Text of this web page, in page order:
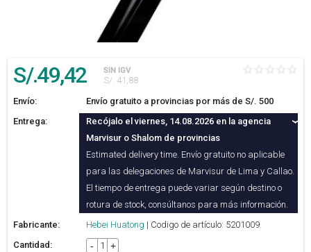
S/.49,42 SIN IGV
S/. 41,88
Envío:
Envío gratuito a provincias por más de S/. 500
Entrega:
Recójalo el viernes, 14.08.2026 en la agencia
Marvisur o Shalom de provincias
Estimated delivery time. Envío gratuito no aplicable
para las delegaciones de Marvisur de Lima y Callao.
El tiempo de entrega puede variar según destino o
rotura de stock, consúltanos para más información.
Fabricante:
Hebei Huatong | Codigo de artículo: 5201009
Cantidad:
- +